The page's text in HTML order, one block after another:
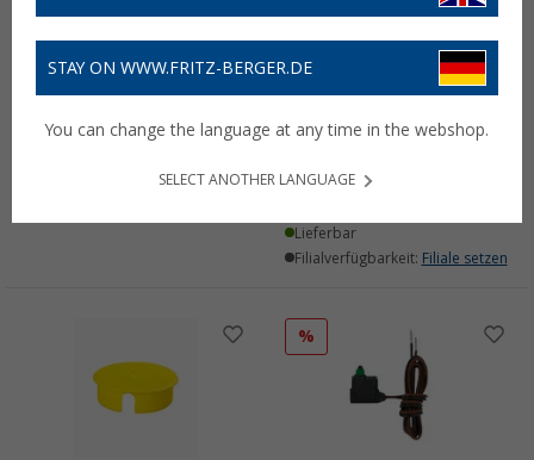
99€
Comet Pumpen Schlüssel
Strahlreglers
Lieferbar
Filialverfügbarkeit: Filiale setzen
%
STAY ON WWW.FRITZ-BERGER.DE
You can change the language at any time in the webshop.
SELECT ANOTHER LANGUAGE